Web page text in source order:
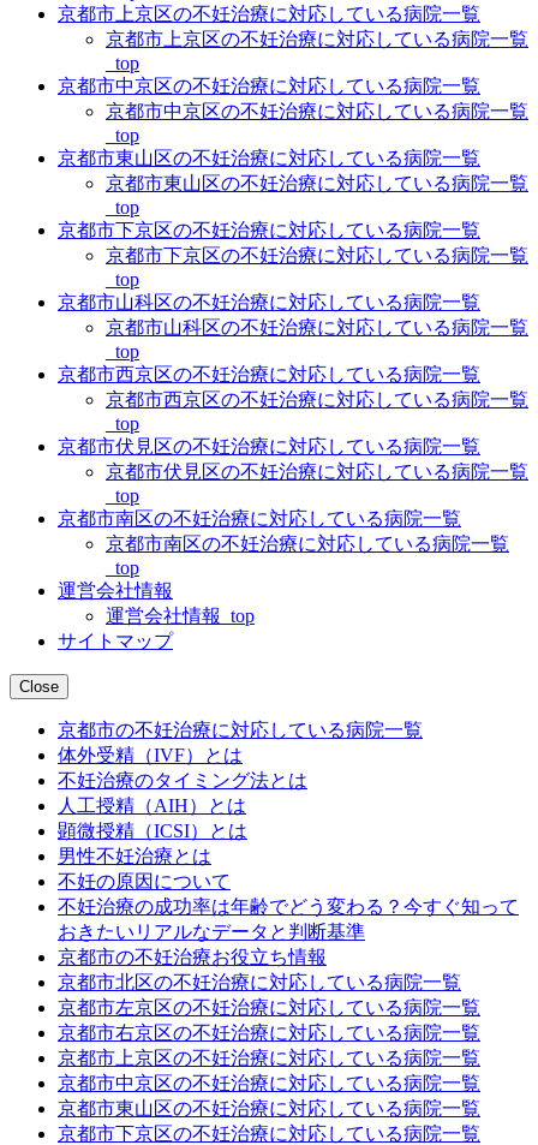
京都市上京区の不妊治療に対応している病院一覧
京都市上京区の不妊治療に対応している病院一覧
_top
京都市中京区の不妊治療に対応している病院一覧
京都市中京区の不妊治療に対応している病院一覧
_top
京都市東山区の不妊治療に対応している病院一覧
京都市東山区の不妊治療に対応している病院一覧
_top
京都市下京区の不妊治療に対応している病院一覧
京都市下京区の不妊治療に対応している病院一覧
_top
京都市山科区の不妊治療に対応している病院一覧
京都市山科区の不妊治療に対応している病院一覧
_top
京都市西京区の不妊治療に対応している病院一覧
京都市西京区の不妊治療に対応している病院一覧
_top
京都市伏見区の不妊治療に対応している病院一覧
京都市伏見区の不妊治療に対応している病院一覧
_top
京都市南区の不妊治療に対応している病院一覧
京都市南区の不妊治療に対応している病院一覧
_top
運営会社情報
運営会社情報_top
サイトマップ
Close
京都市の不妊治療に対応している病院一覧
体外受精（IVF）とは
不妊治療のタイミング法とは
人工授精（AIH）とは
顕微授精（ICSI）とは
男性不妊治療とは
不妊の原因について
不妊治療の成功率は年齢でどう変わる？今すぐ知って
おきたいリアルなデータと判断基準
京都市の不妊治療お役立ち情報
京都市北区の不妊治療に対応している病院一覧
京都市左京区の不妊治療に対応している病院一覧
京都市右京区の不妊治療に対応している病院一覧
京都市上京区の不妊治療に対応している病院一覧
京都市中京区の不妊治療に対応している病院一覧
京都市東山区の不妊治療に対応している病院一覧
京都市下京区の不妊治療に対応している病院一覧